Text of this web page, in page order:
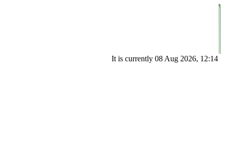
It is currently 08 Aug 2026, 12:14